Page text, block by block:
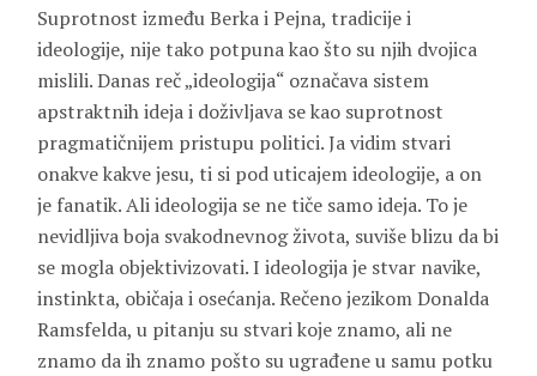
Suprotnost između Berka i Pejna, tradicije i
ideologije, nije tako potpuna kao što su njih dvojica
mislili. Danas reč „ideologija“ označava sistem
apstraktnih ideja i doživljava se kao suprotnost
pragmatičnijem pristupu politici. Ja vidim stvari
onakve kakve jesu, ti si pod uticajem ideologije, a on
je fanatik. Ali ideologija se ne tiče samo ideja. To je
nevidljiva boja svakodnevnog života, suviše blizu da bi
se mogla objektivizovati. I ideologija je stvar navike,
instinkta, običaja i osećanja. Rečeno jezikom Donalda
Ramsfelda, u pitanju su stvari koje znamo, ali ne
znamo da ih znamo pošto su ugrađene u samu potku